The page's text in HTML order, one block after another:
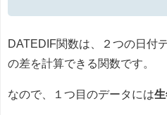
DATEDIF関数は、２つの日付
の差を計算できる関数です。
なので、１つ目のデータには